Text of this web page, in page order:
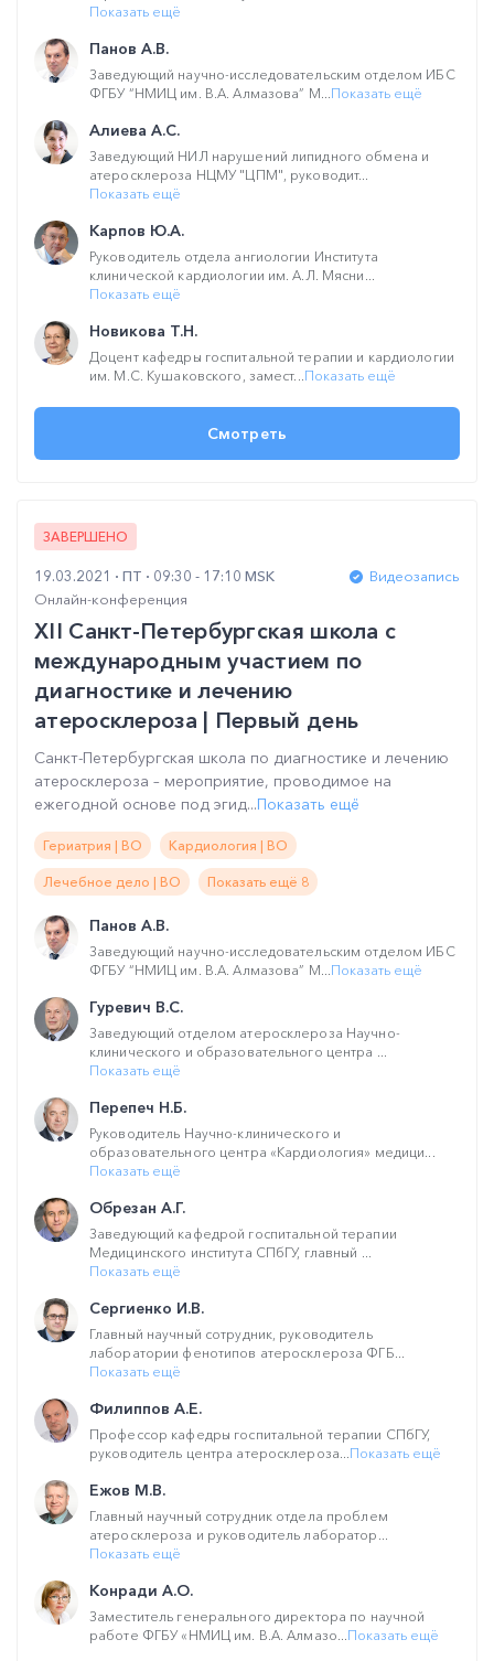
Показать ещё
Панов А.В.
Заведующий научно-исследовательским отделом ИБС
ФГБУ “НМИЦ им. В.А. Алмазова” М...Показать ещё
Алиева А.С.
Заведующий НИЛ нарушений липидного обмена и
атеросклероза НЦМУ "ЦПМ", руководит...
Показать ещё
Карпов Ю.А.
Руководитель отдела ангиологии Института
клинической кардиологии им. А.Л. Мясни...
Показать ещё
Новикова Т.Н.
Доцент кафедры госпитальной терапии и кардиологии
им. М.С. Кушаковского, замест...Показать ещё
Смотреть
ЗАВЕРШЕНО
19.03.2021 ПТ 09:30 - 17:10 MSK
Видеозапись
Онлайн-конференция
XII Санкт-Петербургская школа с
международным участием по
диагностике и лечению
атеросклероза | Первый день
Санкт-Петербургская школа по диагностике и лечению
атеросклероза – мероприятие, проводимое на
ежегодной основе под эгид...Показать ещё
Гериатрия | ВО Кардиология | ВО
Лечебное дело | ВО Показать ещё 8
Панов А.В.
Заведующий научно-исследовательским отделом ИБС
ФГБУ “НМИЦ им. В.А. Алмазова” М...Показать ещё
Гуревич В.С.
Заведующий отделом атеросклероза Научно-
клинического и образовательного центра ...
Показать ещё
Перепеч Н.Б.
Руководитель Научно-клинического и
образовательного центра «Кардиология» медици...
Показать ещё
Обрезан А.Г.
Заведующий кафедрой госпитальной терапии
Медицинского института СПбГУ, главный ...
Показать ещё
Сергиенко И.В.
Главный научный сотрудник, руководитель
лаборатории фенотипов атеросклероза ФГБ...
Показать ещё
Филиппов А.Е.
Профессор кафедры госпитальной терапии СПбГУ,
руководитель центра атеросклероза...Показать ещё
Ежов М.В.
Главный научный сотрудник отдела проблем
атеросклероза и руководитель лаборатор...
Показать ещё
Конради А.О.
Заместитель генерального директора по научной
работе ФГБУ «НМИЦ им. В.А. Алмазо...Показать ещё